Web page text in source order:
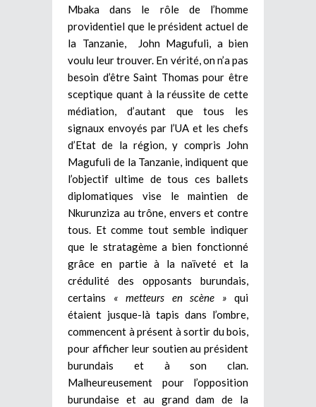
Mbaka dans le rôle de l’homme
providentiel que le président actuel de
la Tanzanie, John Magufuli, a bien
voulu leur trouver. En vérité, on n’a pas
besoin d’être Saint Thomas pour être
sceptique quant à la réussite de cette
médiation, d’autant que tous les
signaux envoyés par l’UA et les chefs
d’Etat de la région, y compris John
Magufuli de la Tanzanie, indiquent que
l’objectif ultime de tous ces ballets
diplomatiques vise le maintien de
Nkurunziza au trône, envers et contre
tous. Et comme tout semble indiquer
que le stratagème a bien fonctionné
grâce en partie à la naïveté et la
crédulité des opposants burundais,
certains « metteurs en scène » qui
étaient jusque-là tapis dans l’ombre,
commencent à présent à sortir du bois,
pour afficher leur soutien au président
burundais et à son clan.
Malheureusement pour l’opposition
burundaise et au grand dam de la